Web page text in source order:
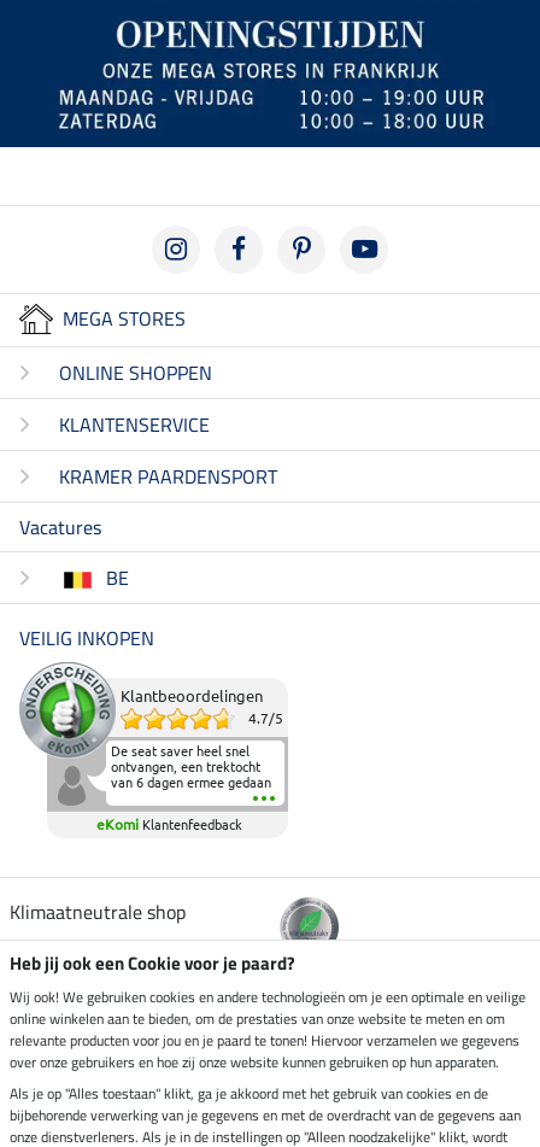
MEGA STORES
ONLINE SHOPPEN
KLANTENSERVICE
KRAMER PAARDENSPORT
Vacatures
BE
VEILIG INKOPEN
Klantbeoordelingen
4.7/5
De seat saver heel snel
ontvangen, een trektocht
van 6 dagen ermee gedaan
en deze heeft de beproeving
fantastisch doorstaan.
Heerlijk zacht om op te
elkaar in het zadel.
eKomi Klantenfeedback
Klimaatneutrale shop
Verzending per
Veilig betalen met
Heb jij ook een Cookie voor je paard?
Wij ook! We gebruiken cookies en andere technologieën om je een optimale en veilige
online winkelen aan te bieden, om de prestaties van onze website te meten en om
relevante producten voor jou en je paard te tonen! Hiervoor verzamelen we gegevens
over onze gebruikers en hoe zij onze website kunnen gebruiken op hun apparaten.
Als je op "Alles toestaan" klikt, ga je akkoord met het gebruik van cookies en de
bijbehorende verwerking van je gegevens en met de overdracht van de gegevens aan
onze dienstverleners. Als je in de instellingen op "Alleen noodzakelijke" klikt, wordt